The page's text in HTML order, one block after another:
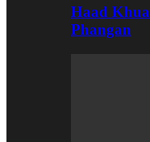
Haad
Phangan